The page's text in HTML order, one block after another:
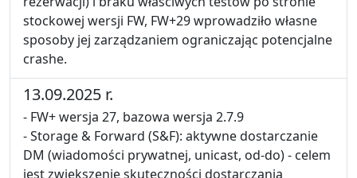
stockowej wersji FW, FW+29 wprowadziło własne
sposoby jej zarządzaniem ograniczając potencjalne
crashe.
13.09.2025 r.
- FW+ wersja 27, bazowa wersja 2.7.9
- Storage & Forward (S&F): aktywne dostarczanie
DM (wiadomości prywatnej, unicast, od-do) - celem
jest zwiększenie skuteczności dostarczania